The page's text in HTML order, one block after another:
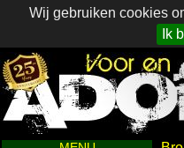
Wij gebruiken cookies
Ik